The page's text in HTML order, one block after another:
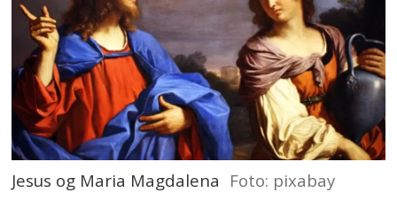
Jesus og Maria Magdalena Foto: pixabay